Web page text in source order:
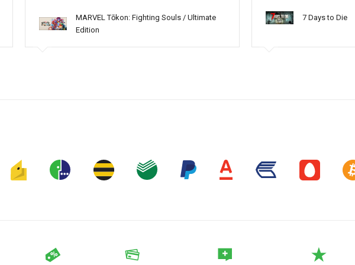
MARVEL Tōkon: Fighting Souls / Ultimate
Edition
7 Days to Die